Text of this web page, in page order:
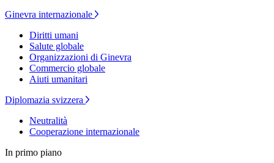
Ginevra internazionale
Diritti umani
Salute globale
Organizzazioni di Ginevra
Commercio globale
Aiuti umanitari
Diplomazia svizzera
Neutralità
Cooperazione internazionale
In primo piano